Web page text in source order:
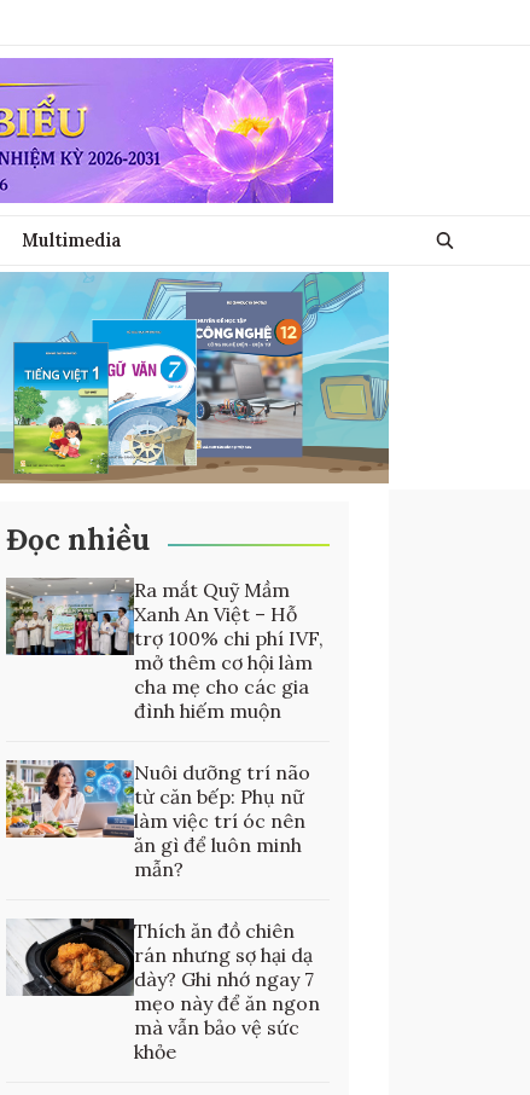
Multimedia
Đọc nhiều
Ra mắt Quỹ Mầm
Xanh An Việt – Hỗ
trợ 100% chi phí IVF,
mở thêm cơ hội làm
cha mẹ cho các gia
đình hiếm muộn
Nuôi dưỡng trí não
từ căn bếp: Phụ nữ
làm việc trí óc nên
ăn gì để luôn minh
mẫn?
Thích ăn đồ chiên
rán nhưng sợ hại dạ
dày? Ghi nhớ ngay 7
mẹo này để ăn ngon
mà vẫn bảo vệ sức
khỏe